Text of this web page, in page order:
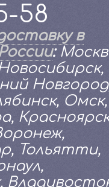
58
в
:
Омск,
Тольятти,